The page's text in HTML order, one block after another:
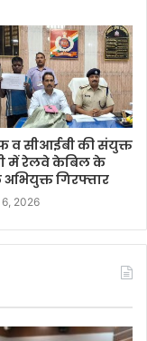
व सीआईबी की संयुक्त
में रेलवे केबिल के
गिरफ्तार
2026